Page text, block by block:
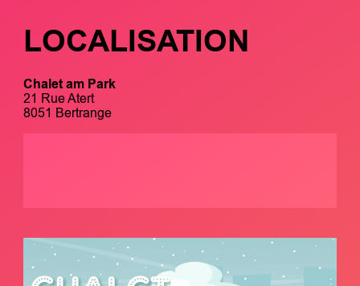
LOCALISATION
Chalet am Park
21 Rue Atert
8051 Bertrange